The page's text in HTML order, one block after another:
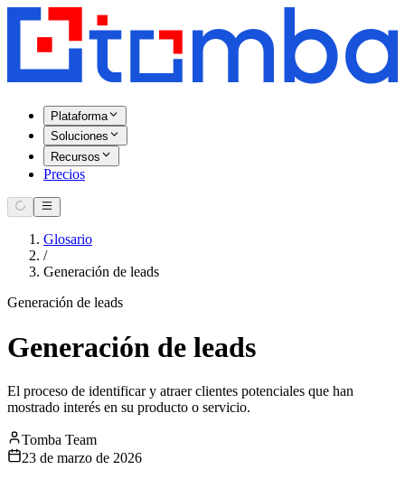
Plataforma
Soluciones
Recursos
Precios
Glosario
/
Generación de leads
Generación de leads
Generación de leads
El proceso de identificar y atraer clientes potenciales que han
mostrado interés en su producto o servicio.
Tomba Team
23 de marzo de 2026